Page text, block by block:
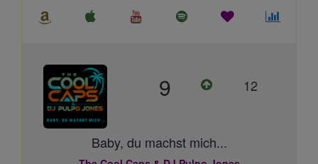
9 12
Baby, du machst mich...